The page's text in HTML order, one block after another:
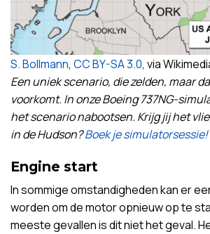
S. Bollmann, CC BY-SA 3.0, via
Een uniek scenario, die zelden, maar
voorkomt. In onze Boeing 737NG-
het scenario nabootsen. Krijg jij het
in de Hudson?Boek je simulatorsessie!
Engine start
In sommige omstandigheden kan er
worden om de motor opnieuw op te
meeste gevallen is dit niet het geval.